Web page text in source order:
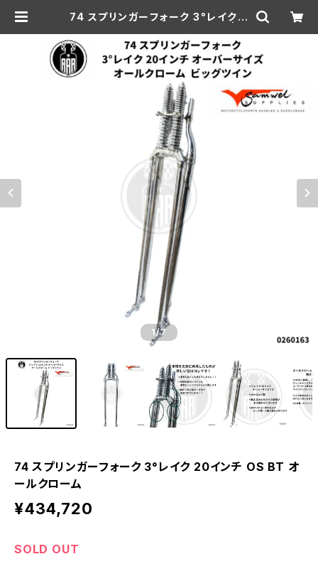
74 スプリンガーフォーク 3°レイク 2
ar-hd
1/7
74 スプリンガーフォーク 3°レイク 20インチ OS BT オ
ールクローム
¥434,720
SOLD OUT